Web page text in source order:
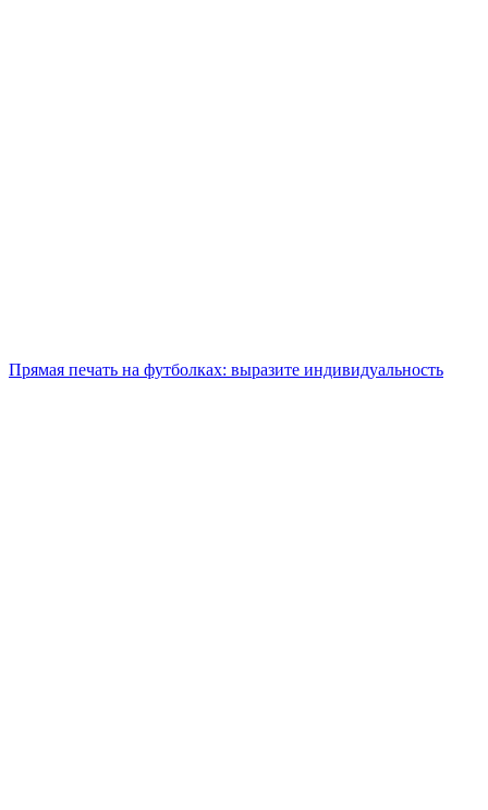
Прямая печать на футболках: выразите индивидуальность